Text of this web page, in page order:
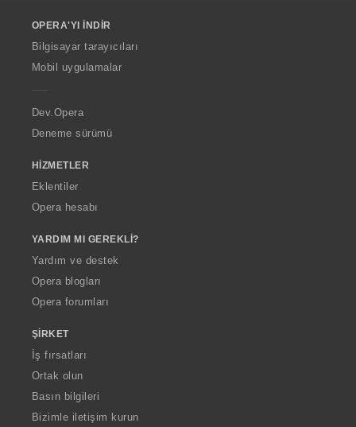
w
O
p
a
OPERA'YI İNDIR
Bilgisayar tarayıcıları
Mobil uygulamalar
Dev.Opera
Deneme sürümü
HIZMETLER
Eklentiler
Opera hesabı
YARDIM MI GEREKLI?
Yardım ve destek
Opera blogları
Opera forumları
ŞIRKET
İş fırsatları
Ortak olun
Basın bilgileri
Bizimle iletişim kurun